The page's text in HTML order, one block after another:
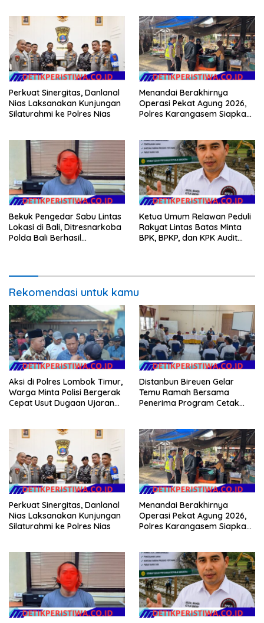
Perkuat Sinergitas, Danlanal
Nias Laksanakan Kunjungan
Silaturahmi ke Polres Nias
Menandai Berakhirnya
Operasi Pekat Agung 2026,
Polres Karangasem Siapkan
Bekuk Pengedar Sabu Lintas
Lokasi di Bali, Ditresnarkoba
Polda Bali Berhasil
Ketua Umum Relawan Peduli
Rakyat Lintas Batas Minta
BPK, BPKP, dan KPK Audit
Rekomendasi untuk kamu
Aksi di Polres Lombok Timur,
Warga Minta Polisi Bergerak
Cepat Usut Dugaan Ujaran
Distanbun Bireuen Gelar
Temu Ramah Bersama
Penerima Program Cetak
Perkuat Sinergitas, Danlanal
Nias Laksanakan Kunjungan
Silaturahmi ke Polres Nias
Menandai Berakhirnya
Operasi Pekat Agung 2026,
Polres Karangasem Siapkan